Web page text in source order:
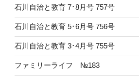
石川自治と教育 7･8月号 757号
石川自治と教育 5･6月号 756号
石川自治と教育 3･4月号 755号
ファミリーライフ №183